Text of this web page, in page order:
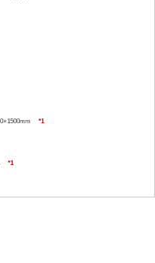
*1
*1